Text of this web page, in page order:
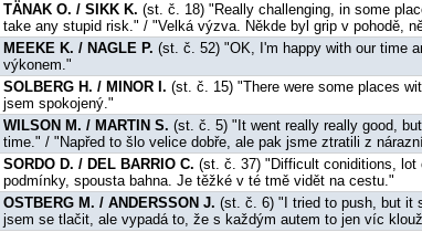
TÄNAK O. / SIKK K. (st. č. 18) "Really challenging, in some
take any stupid risk." / "Velká výzva. Někde byl grip v pohodě,
MEEKE K. / NAGLE P. (st. č. 52) "OK, I'm happy with our time
výkonem."
SOLBERG H. / MINOR I. (st. č. 15) "There were some places
jsem spokojený."
WILSON M. / MARTIN S. (st. č. 5) "It went really really good,
time." / "Napřed to šlo velice dobře, ale pak jsme ztratili z
SORDO D. / DEL BARRIO C. (st. č. 37) "Difficult coniditions,
podmínky, spousta bahna. Je těžké v té tmě vidět na cestu."
OSTBERG M. / ANDERSSON J. (st. č. 6) "I tried to push, but it
jsem se tlačit, ale vypadá to, že s každým autem to jen víc